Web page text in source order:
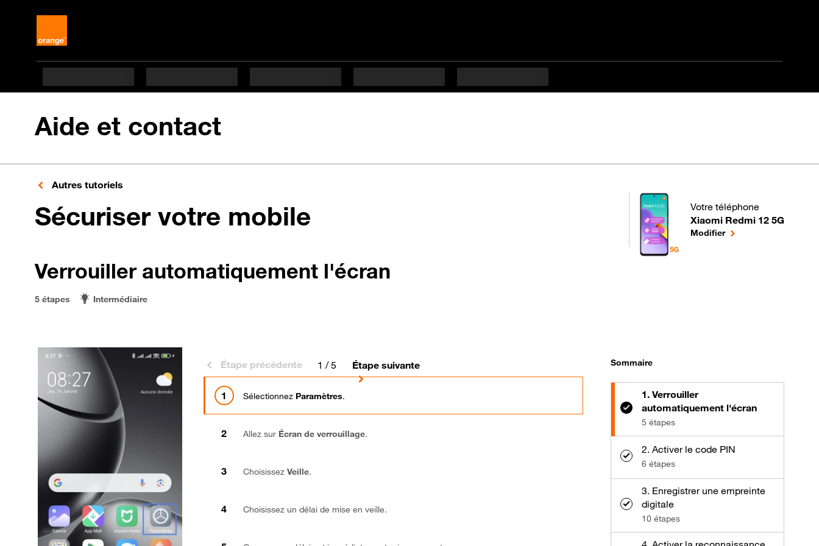
Aide et contact
Autres tutoriels
Sécuriser votre mobile
Votre téléphone
Xiaomi Redmi 12 5G
pour votre Xiaomi Redmi 12
Modifierle téléphone
Verrouiller automatiquement l'écran
5 étapes Intermédiaire
Étape précédente 1 / 5 Étape suivante
Sélectionnez Paramètres.
Allez sur Écran de verrouillage.
Choisissez Veille.
Choisissez un délai de mise en veille.
Sommaire
1. Verrouiller
automatiquement l'écran
5 étapes
2. Activer le code PIN
6 étapes
3. Enregistrer une empreinte
digitale
10 étapes